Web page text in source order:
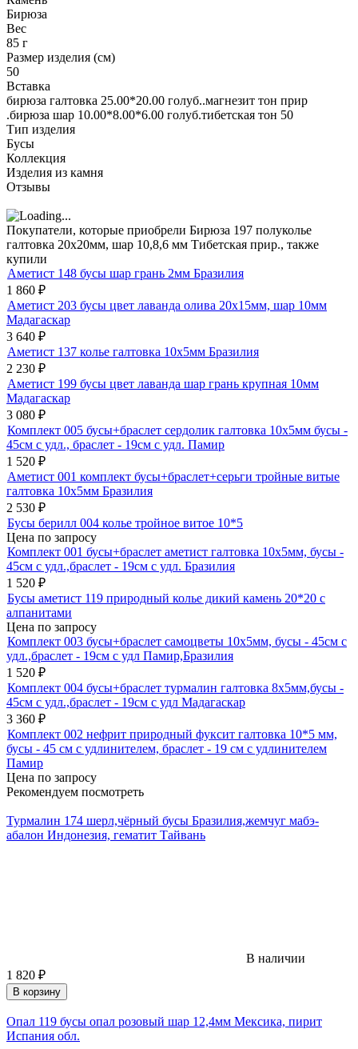
Бирюза
Вес
85 г
Размер изделия (см)
50
Вставка
бирюза галтовка 25.00*20.00 голуб..магнезит тон прир
.бирюза шар 10.00*8.00*6.00 голуб.тибетская тон 50
Тип изделия
Бусы
Коллекция
Изделия из камня
Отзывы
Покупатели, которые приобрели Бирюза 197 полуколье
галтовка 20х20мм, шар 10,8,6 мм Тибетская прир., также
купили
Аметист 148 бусы шар грань 2мм Бразилия
1 860 ₽
Аметист 203 бусы цвет лаванда олива 20х15мм, шар 10мм
Мадагаскар
3 640 ₽
Аметист 137 колье галтовка 10х5мм Бразилия
2 230 ₽
Аметист 199 бусы цвет лаванда шар грань крупная 10мм
Мадагаскар
3 080 ₽
Комплект 005 бусы+браслет сердолик галтовка 10х5мм бусы -
45см с удл., браслет - 19см с удл. Памир
1 520 ₽
Аметист 001 комплект бусы+браслет+серьги тройные витые
галтовка 10х5мм Бразилия
2 530 ₽
Бусы берилл 004 колье тройное витое 10*5
Цена по запросу
Комплект 001 бусы+браслет аметист галтовка 10х5мм, бусы -
45см с удл.,браслет - 19см с удл. Бразилия
1 520 ₽
Бусы аметист 119 природный колье дикий камень 20*20 с
алпанитами
Цена по запросу
Комплект 003 бусы+браслет самоцветы 10х5мм, бусы - 45см с
удл.,браслет - 19см с удл Памир,Бразилия
1 520 ₽
Комплект 004 бусы+браслет турмалин галтовка 8х5мм,бусы -
45см с удл.,браслет - 19см с удл Мадагаскар
3 360 ₽
Комплект 002 нефрит природный фуксит галтовка 10*5 мм,
бусы - 45 см с удлинителем, браслет - 19 см с удлинителем
Памир
Цена по запросу
Рекомендуем посмотреть
Турмалин 174 шерл,чёрный бусы Бразилия,жемчуг мабэ-
абалон Индонезия, гематит Тайвань
В наличии
1 820 ₽
В корзину
Опал 119 бусы опал розовый шар 12,4мм Мексика, пирит
Испания обл.